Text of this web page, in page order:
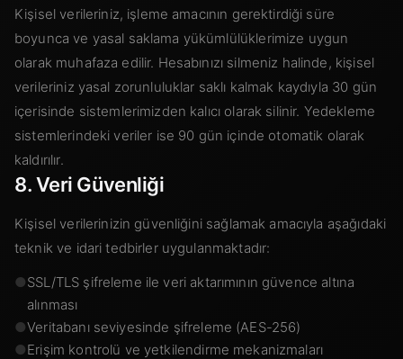
Kişisel verileriniz, işleme amacının gerektirdiği süre
boyunca ve yasal saklama yükümlülüklerimize uygun
olarak muhafaza edilir. Hesabınızı silmeniz halinde, kişisel
verileriniz yasal zorunluluklar saklı kalmak kaydıyla 30 gün
içerisinde sistemlerimizden kalıcı olarak silinir. Yedekleme
sistemlerindeki veriler ise 90 gün içinde otomatik olarak
kaldırılır.
8. Veri Güvenliği
Kişisel verilerinizin güvenliğini sağlamak amacıyla aşağıdaki
teknik ve idari tedbirler uygulanmaktadır:
●SSL/TLS şifreleme ile veri aktarımının güvence altına
alınması
●Veritabanı seviyesinde şifreleme (AES-256)
●Erişim kontrolü ve yetkilendirme mekanizmaları